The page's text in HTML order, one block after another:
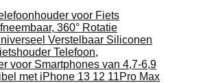
voor Fiets
360° Rotatie
Verstelbaar Siliconen
Telefoon,
voor Smartphones van 4,7-6,9
met iPhone 13 12 11Pro Max